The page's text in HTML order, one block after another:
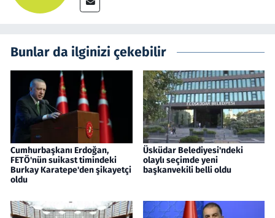
Bunlar da ilginizi çekebilir
Cumhurbaşkanı Erdoğan,
FETÖ'nün suikast timindeki
Burkay Karatepe'den şikayetçi
oldu
Üsküdar Belediyesi'ndeki
olaylı seçimde yeni
başkanvekili belli oldu